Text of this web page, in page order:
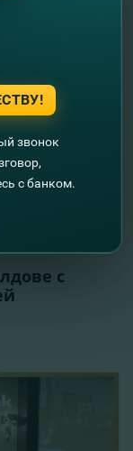
с
звонок
с банком.